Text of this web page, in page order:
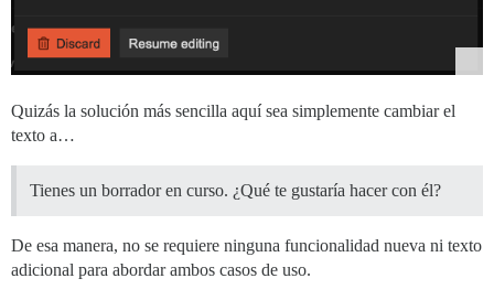
Quizás la solución más sencilla aquí sea simplemente cambiar el
texto a…
Tienes un borrador en curso. ¿Qué te gustaría hacer con él?
De esa manera, no se requiere ninguna funcionalidad nueva ni texto
adicional para abordar ambos casos de uso.